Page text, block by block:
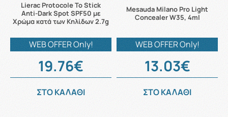
Lierac Protocole Το Stick
Anti-Dark Spot SPF50 με
Χρώμα κατά των Κηλίδων 2.7g
WEB OFFER Only!
19.76€
ΣΤΟ ΚΑΛΑΘΙ
Mesauda Milano Pro Light
Concealer W35, 4ml
WEB OFFER Only!
13.03€
ΣΤΟ ΚΑΛΑΘΙ